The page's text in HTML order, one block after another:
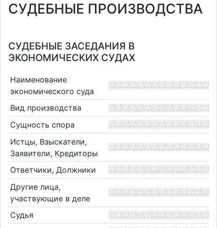
СУДЕБНЫЕ ПРОИЗВОДСТВА
СУДЕБНЫЕ ЗАСЕДАНИЯ В
ЭКОНОМИЧЕСКИХ СУДАХ
Наименование
экономического суда
Вид производства
Сущность спора
Истцы, Взыскатели,
Заявители, Кредиторы
Ответчики, Должники
Другие лица,
участвующие в деле
Судья